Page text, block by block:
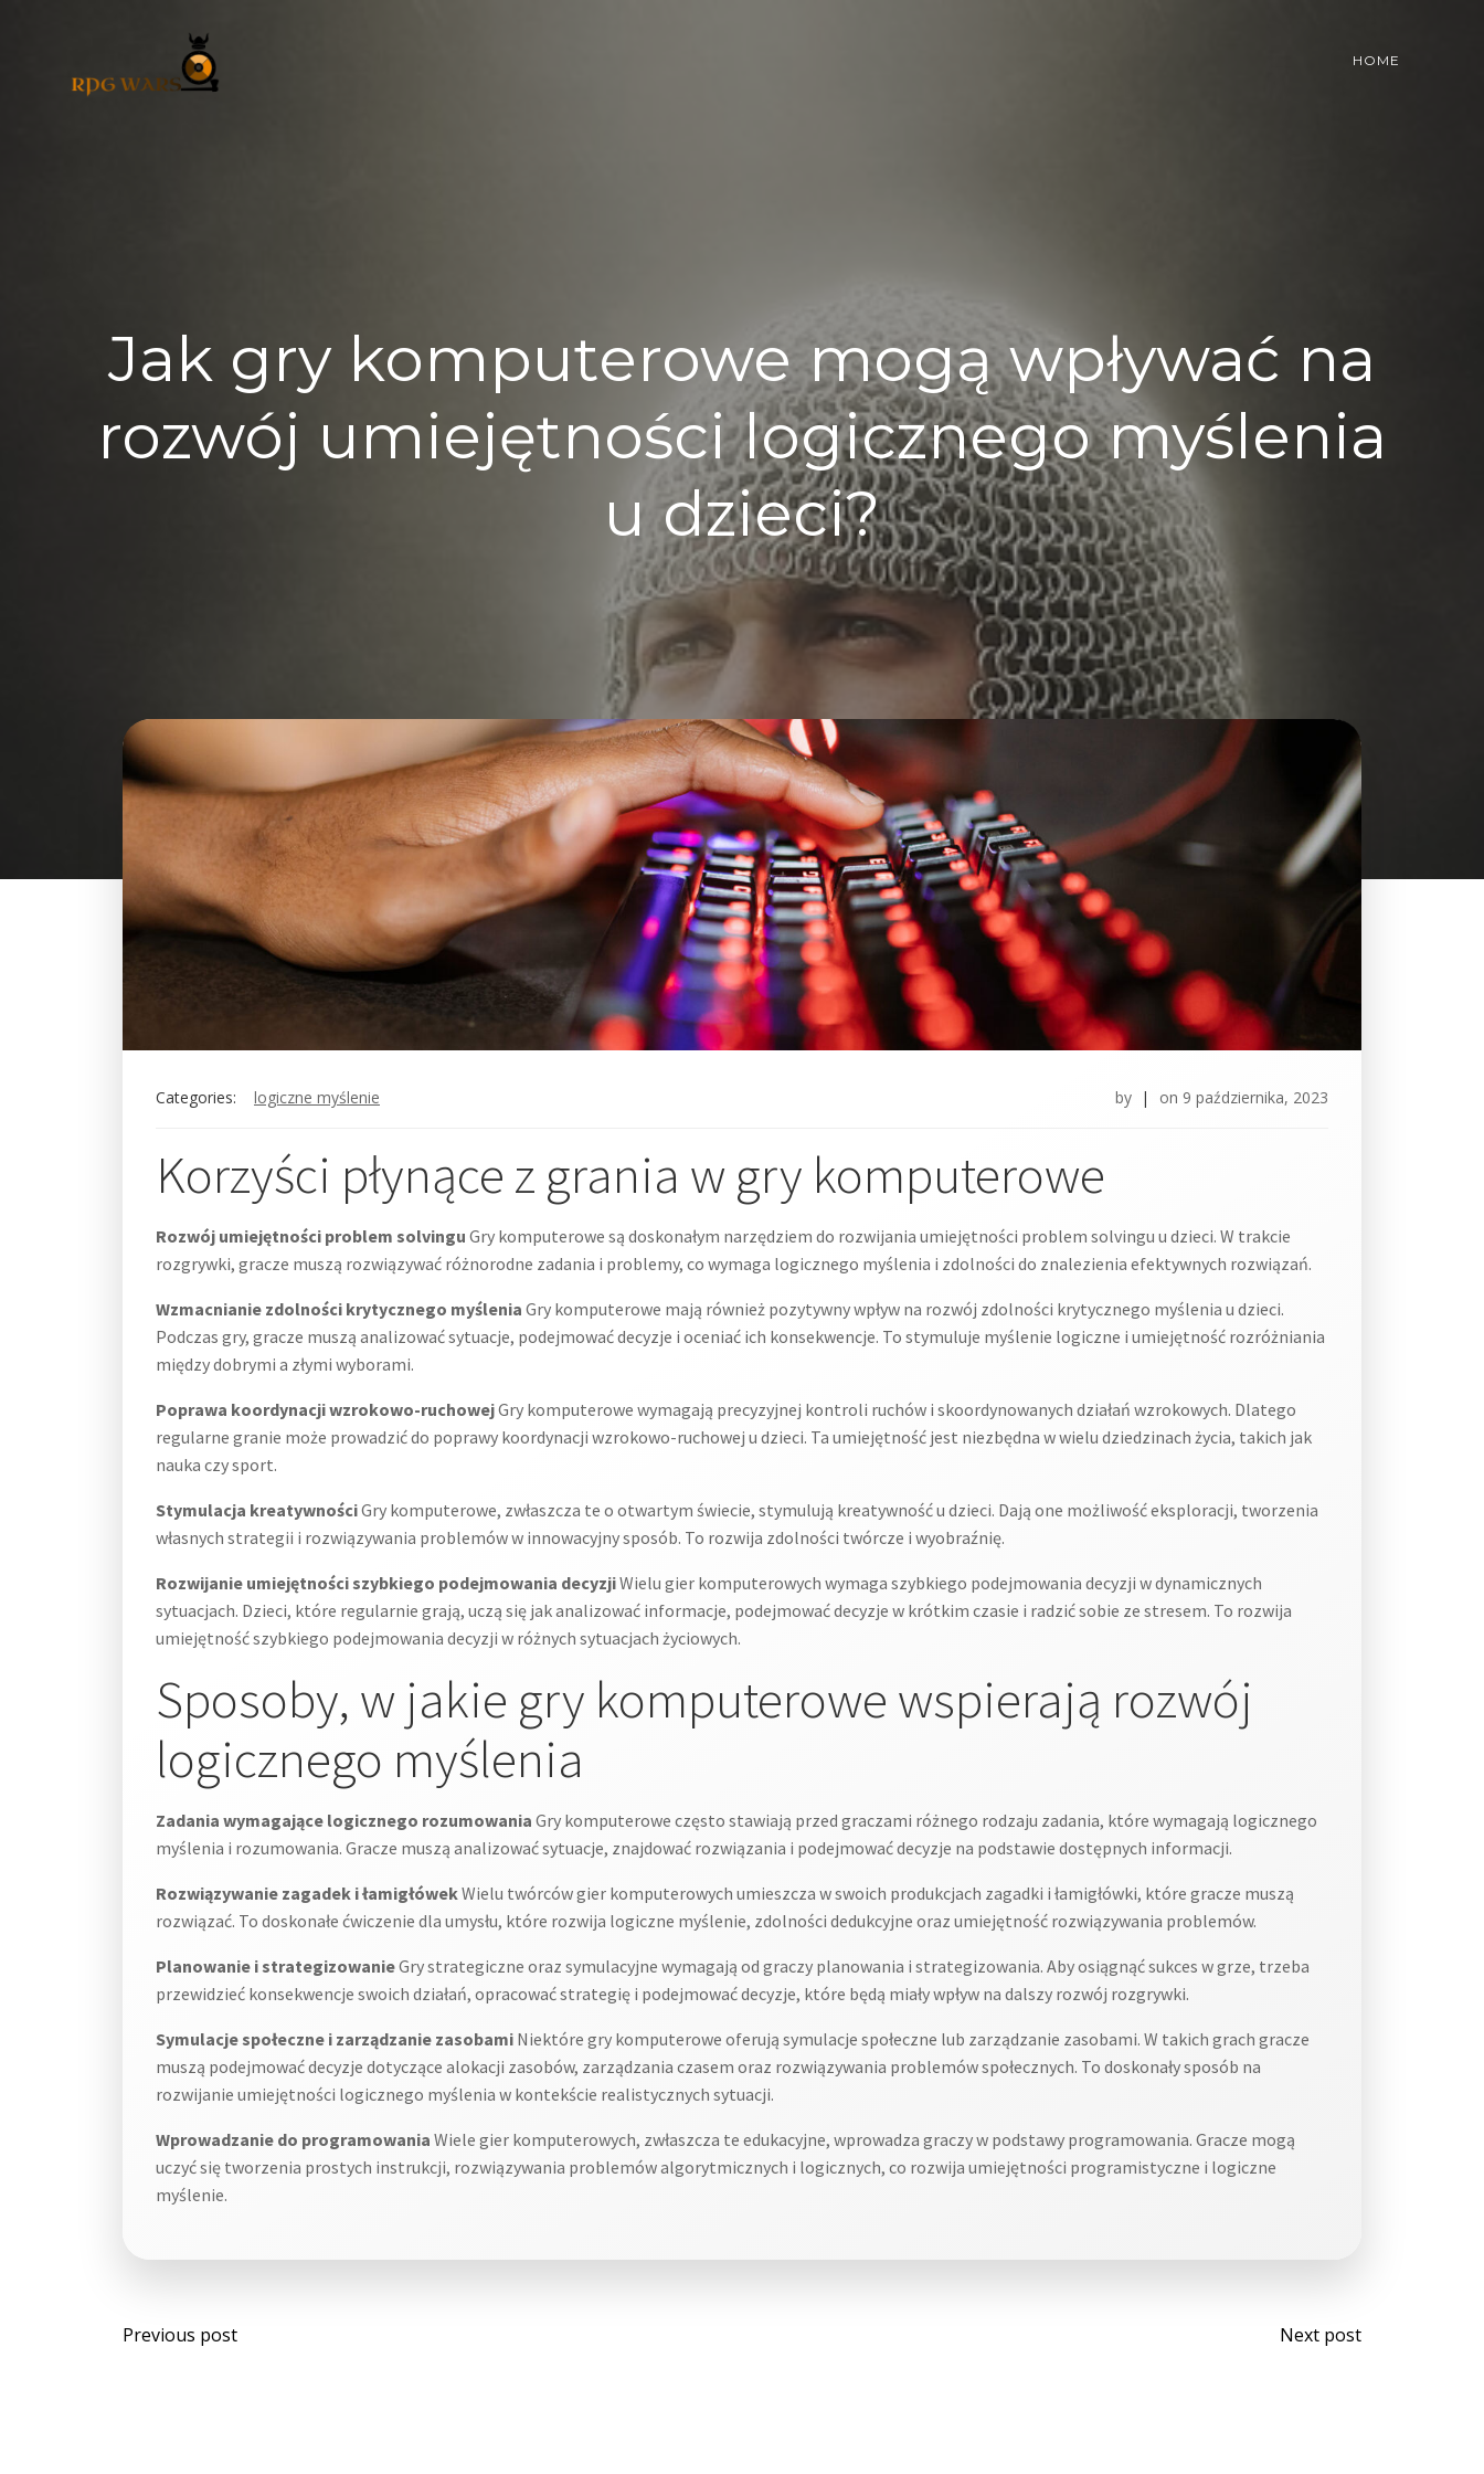
HOME
Jak gry komputerowe mogą wpływać na
rozwój umiejętności logicznego myślenia
u dzieci?
Categories: logiczne myślenie by | on 9 października, 2023
Korzyści płynące z grania w gry komputerowe
Rozwój umiejętności problem solvingu Gry komputerowe są doskonałym narzędziem do rozwijania umiejętności problem solvingu u dzieci. W trakcie
rozgrywki, gracze muszą rozwiązywać różnorodne zadania i problemy, co wymaga logicznego myślenia i zdolności do znalezienia efektywnych rozwiązań.
Wzmacnianie zdolności krytycznego myślenia Gry komputerowe mają również pozytywny wpływ na rozwój zdolności krytycznego myślenia u dzieci.
Podczas gry, gracze muszą analizować sytuacje, podejmować decyzje i oceniać ich konsekwencje. To stymuluje myślenie logiczne i umiejętność rozróżniania
między dobrymi a złymi wyborami.
Poprawa koordynacji wzrokowo-ruchowejGry komputerowe wymagają precyzyjnej kontroli ruchów i skoordynowanych działań wzrokowych. Dlatego
regularne granie może prowadzić do poprawy koordynacji wzrokowo-ruchowej u dzieci. Ta umiejętność jest niezbędna w wielu dziedzinach życia, takich jak
nauka czy sport.
Stymulacja kreatywnościGry komputerowe, zwłaszcza te o otwartym świecie, stymulują kreatywność u dzieci. Dają one możliwość eksploracji, tworzenia
własnych strategii i rozwiązywania problemów w innowacyjny sposób. To rozwija zdolności twórcze i wyobraźnię.
Rozwijanie umiejętności szybkiego podejmowania decyzjiWielu gier komputerowych wymaga szybkiego podejmowania decyzji w dynamicznych
sytuacjach. Dzieci, które regularnie grają, uczą się jak analizować informacje, podejmować decyzje w krótkim czasie i radzić sobie ze stresem. To rozwija
umiejętność szybkiego podejmowania decyzji w różnych sytuacjach życiowych.
Sposoby, w jakie gry komputerowe wspierają rozwój
logicznego myślenia
Zadania wymagające logicznego rozumowania Gry komputerowe często stawiają przed graczami różnego rodzaju zadania, które wymagają logicznego
myślenia i rozumowania. Gracze muszą analizować sytuacje, znajdować rozwiązania i podejmować decyzje na podstawie dostępnych informacji.
Rozwiązywanie zagadek i łamigłówekWielu twórców gier komputerowych umieszcza w swoich produkcjach zagadki i łamigłówki, które gracze muszą
rozwiązać. To doskonałe ćwiczenie dla umysłu, które rozwija logiczne myślenie, zdolności dedukcyjne oraz umiejętność rozwiązywania problemów.
Planowanie i strategizowanieGry strategiczne oraz symulacyjne wymagają od graczy planowania i strategizowania. Aby osiągnąć sukces w grze, trzeba
przewidzieć konsekwencje swoich działań, opracować strategię i podejmować decyzje, które będą miały wpływ na dalszy rozwój rozgrywki.
Symulacje społeczne i zarządzanie zasobami Niektóre gry komputerowe oferują symulacje społeczne lub zarządzanie zasobami. W takich grach gracze
muszą podejmować decyzje dotyczące alokacji zasobów, zarządzania czasem oraz rozwiązywania problemów społecznych. To doskonały sposób na
rozwijanie umiejętności logicznego myślenia w kontekście realistycznych sytuacji.
Wprowadzanie do programowania Wiele gier komputerowych, zwłaszcza te edukacyjne, wprowadza graczy w podstawy programowania. Gracze mogą
uczyć się tworzenia prostych instrukcji, rozwiązywania problemów algorytmicznych i logicznych, co rozwija umiejętności programistyczne i logiczne
myślenie.
Post
Previous post
Post
Next post